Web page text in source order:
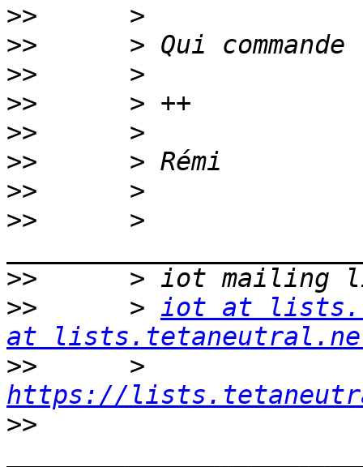
>>
>>
>>
>>
>>
>>
>>
>> >
>>
>> > iot at
at
>>
https://
>>